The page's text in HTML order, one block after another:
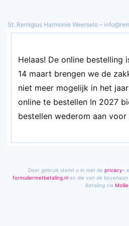
Overslaan en naar de
St. Remigius Harmonie Weerselo –
Helaas! De online bestelling
14 maart brengen we de
niet meer mogelijk in het
online te bestellen In 2027
bestellen wederom aan voor
Door gebruik stemt u in met de privacy-
formuliermetbetaling.nlen die van de bovenaan
Betaling via